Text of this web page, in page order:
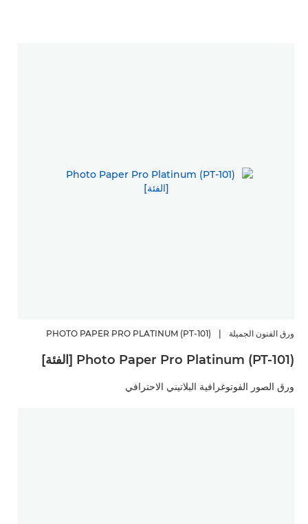
ورق الفنون الجميلة PHOTO PAPER PRO PLATINUM (PT-101)
Photo Paper Pro Platinum (PT-101) [الفئة]
ورق الصور الفوتوغرافية البلاتيني الاحترافي